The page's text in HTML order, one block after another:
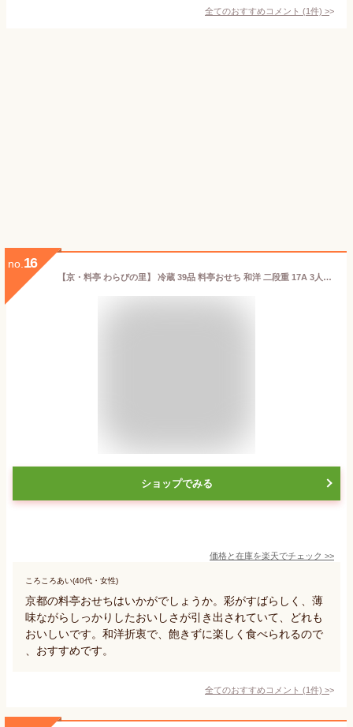
全てのおすすめコメント (1件) >
no. 16
【京・料亭 わらびの里】 冷蔵 39品 料亭おせち 和洋 二段重 17A 3人前 2025年お正月 京風おせち 料亭おせち 和洋おせち 和風おせち 洋風おせち 百貨店おせち 和洋折衷 盛付済み 解凍不要 おせち料理 お節料理 お取り寄せグルメ クーポン ギフト 送料無料 三人前
ショップでみる
価格と在庫を楽天でチェック >>
ころころあい(40代・女性)
京都の料亭おせちはいかがでしょうか。彩がすばらしく、薄
味ながらしっかりしたおいしさが引き出されていて、どれも
おいしいです。和洋折衷で、飽きずに楽しく食べられるので
、おすすめです。
全てのおすすめコメント (1件) >